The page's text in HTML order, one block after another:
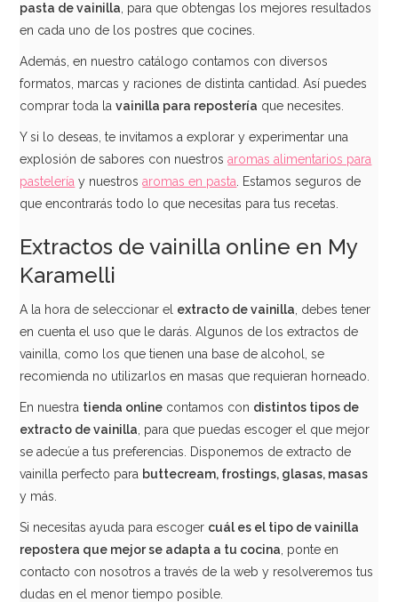
pasta de vainilla, para que obtengas los mejores resultados
en cada uno de los postres que cocines.
Además, en nuestro catálogo contamos con diversos
formatos, marcas y raciones de distinta cantidad. Así puedes
comprar toda lavainilla para repostería que necesites.
Y si lo deseas, te invitamos a explorar y experimentar una
explosión de sabores con nuestrosaromas alimentarios para
pastelería y nuestrosaromas en pasta. Estamos seguros de
que encontrarás todo lo que necesitas para tus recetas.
Extractos de vainilla online en My
Karamelli
A la hora de seleccionar el extracto de vainilla, debes tener
en cuenta el uso que le darás. Algunos de los extractos de
vainilla, como los que tienen una base de alcohol, se
recomienda no utilizarlos en masas que requieran horneado.
En nuestra tienda online contamos con distintos tipos de
extracto de vainilla, para que puedas escoger el que mejor
se adecúe a tus preferencias. Disponemos de extracto de
vainilla perfecto para buttecream, frostings, glasas, masas
y más.
Si necesitas ayuda para escoger cuál es el tipo de vainilla
repostera que mejor se adapta a tu cocina, ponte en
contacto con nosotros a través de la web y resolveremos tus
dudas en el menor tiempo posible.